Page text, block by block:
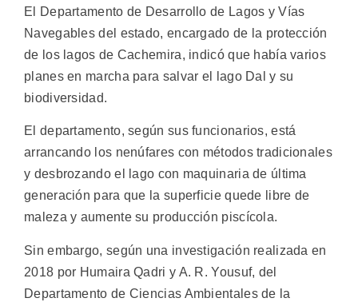
El Departamento de Desarrollo de Lagos y Vías
Navegables del estado, encargado de la protección
de los lagos de Cachemira, indicó que había varios
planes en marcha para salvar el lago Dal y su
biodiversidad.
El departamento, según sus funcionarios, está
arrancando los nenúfares con métodos tradicionales
y desbrozando el lago con maquinaria de última
generación para que la superficie quede libre de
maleza y aumente su producción piscícola.
Sin embargo, según una investigación realizada en
2018 por Humaira Qadri y A. R. Yousuf, del
Departamento de Ciencias Ambientales de la